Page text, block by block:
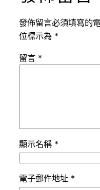
發佈留言必須填寫的
位標示為 *
留言 *
顯示名稱 *
電子郵件地址 *